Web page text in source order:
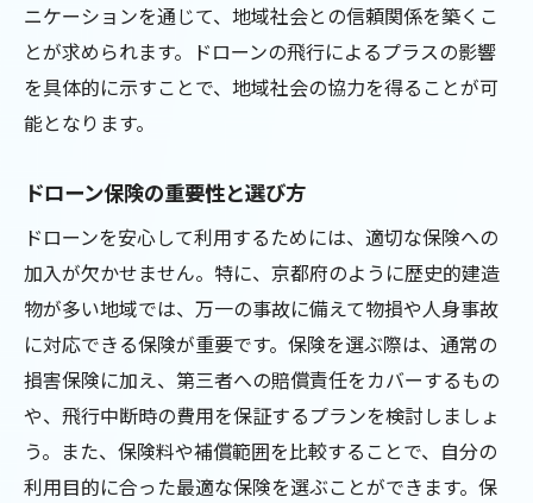
ニケーションを通じて、地域社会との信頼関係を築くこ
とが求められます。ドローンの飛行によるプラスの影響
を具体的に示すことで、地域社会の協力を得ることが可
能となります。
ドローン保険の重要性と選び方
ドローンを安心して利用するためには、適切な保険への
加入が欠かせません。特に、京都府のように歴史的建造
物が多い地域では、万一の事故に備えて物損や人身事故
に対応できる保険が重要です。保険を選ぶ際は、通常の
損害保険に加え、第三者への賠償責任をカバーするもの
や、飛行中断時の費用を保証するプランを検討しましょ
う。また、保険料や補償範囲を比較することで、自分の
利用目的に合った最適な保険を選ぶことができます。保